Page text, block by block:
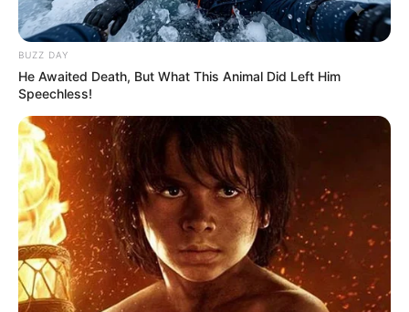
‘વિદ્યાર્થીઓને મારવાનો આદેશ કોણે આપ્યો, પેલેટ
ગનનો ઉપયોગ કરવાની મંજુરી કોણે આપી? રાહુલ
ગાંધીએ અમિત શાહને પત્ર લખ્યો
એન્જિનિયરનું મોત
2 weeks ago
પેપર લીક વિરુદ્ધ કાલે નવું બિલ આવી શકે છે, 10
વર્ષની જેલ અને 10 કરોડ સુધીના દંડની જોગવાઈ
2 weeks ago
મોદીએ રાતે 12 વાગ્યે વીડિયો મેસેજ જાહેર કરીને
કહ્યું, પેપર લીક પર કડક નિર્ણય લેવાશે
2 weeks ago
BUZZ DAY
He Awaited Death, But What This Animal Did Left Him
Speechless!